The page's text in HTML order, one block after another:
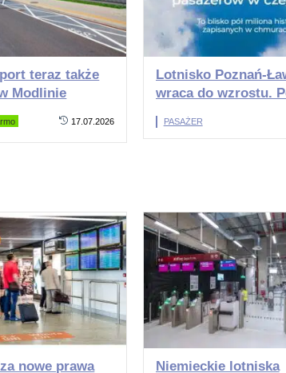
teraz także
Modlinie
17.07.2026
Lotnisko Poznań-
wraca do wzrostu.
PASAŻER
nowe prawa Niemieckie lotniska